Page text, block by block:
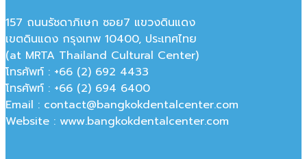
157 ถนนรัชดาภิเษก ซอย7 แขวงดินแดง
เขตดินแดง กรุงเทพ 10400, ประเทศไทย
(at MRTA Thailand Cultural Center)
โทรศัพท์ : +66 (2) 692 4433
โทรศัพท์ : +66 (2) 694 6400
Email : contact@bangkokdentalcenter.com
Website : www.bangkokdentalcenter.com